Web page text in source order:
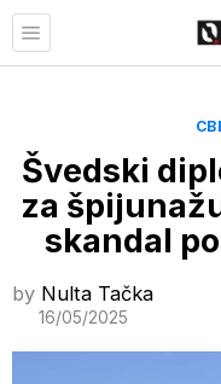
Švedski
za
skandal
by Nulta Tačka
16/05/2025